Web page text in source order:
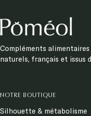
Compléments
naturels, français et issus
NOTRE BOUTIQUE
Silhouette & métabolisme